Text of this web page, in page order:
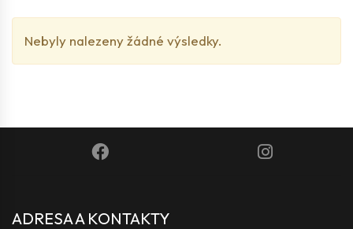
Nebyly nalezeny žádné výsledky.
ADRESA A KONTAKTY